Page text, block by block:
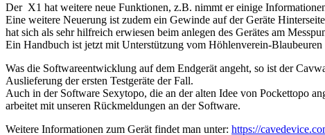
Der X1 hat weitere neue Funktionen, z.B. nimmt er einige
Eine weitere Neuerung ist zudem ein Gewinde auf der Geräte
hat sich als sehr hilfreich erwiesen beim anlegen des Gerätes am
Ein Handbuch ist jetzt mit Unterstützung vom Höhlenverein-Blaubeuren
Was die Softwareentwicklung auf dem Endgerät angeht, so ist der
Auslieferung der ersten Testgeräte der Fall.
Auch in der Software Sexytopo, die an der alten Idee von Pockettopo
arbeitet mit unseren Rückmeldungen an der Software.
Weitere Informationen zum Gerät findet man unter: https://